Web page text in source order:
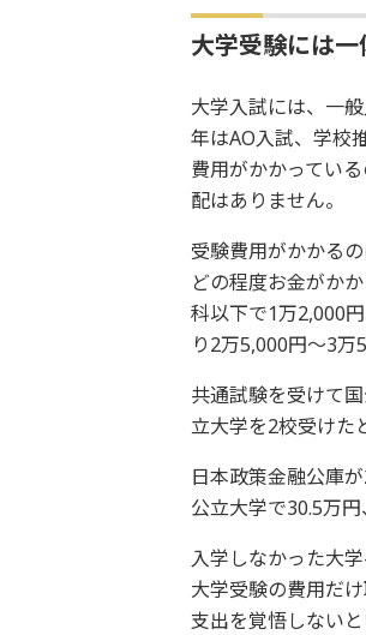
大学受験には
大学入試には、一
年はAO入試、学校
費用がかかってい
配はありません。
受験費用がかかる
どの程度お金がか
科以下で1万2,000
り2万5,000円～3万
共通試験を受けて
立大学を2校受けた
日本政策金融公庫
公立大学で30.5万
入学しなかった大
大学受験の費用だ
支出を覚悟しないと